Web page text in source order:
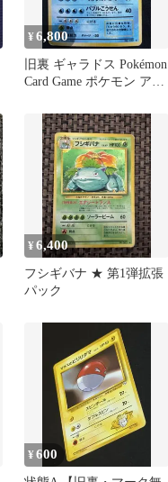
¥6,800
旧裏 ギャラドス Pokémon
Card Game ポケモン アニ
¥6,400
フシギバナ ★ 第1弾拡張
パック
¥600